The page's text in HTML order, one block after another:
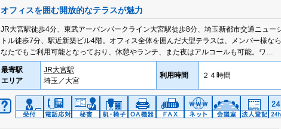
オフィスを囲む開放的なテラスが魅力
JR大宮駅徒歩4分、東武アーバンパークライン大宮駅徒歩8分、埼玉新都市交通ニュー
トル徒歩7分、駅近新築ビル4階。オフィス全体を囲んだ大型テラスは、メンバー様な
なたでもご利用可能となっており、休憩やランチ、また夜はアルコールも可能。ワ…
最寄駅
エリア
JR大宮駅
埼玉／大宮
利用時間 ２４時間